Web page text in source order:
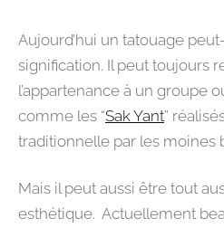
Aujourd’hui un tatouage
signification. Il peut toujours
l’appartenance à un groupe
comme les “Sak Yant”
traditionnelle par les moines
Mais il peut aussi être tout
esthétique. Actuellement